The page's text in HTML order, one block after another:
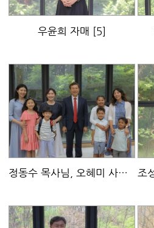
우윤희 자매 [5]
정동수 목사님, 오혜미 사모님 가족(베스, 에스더)